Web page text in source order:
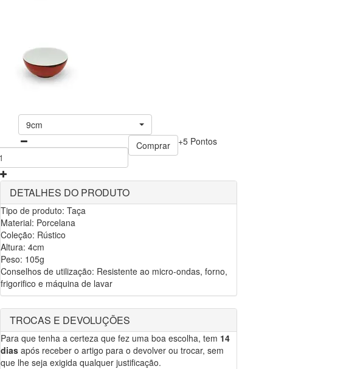
9cm
Comprar
+5 Pontos
DETALHES DO PRODUTO
Tipo de produto: Taça
Material: Porcelana
Coleção: Rústico
Altura: 4cm
Peso: 105g
Conselhos de utilização: Resistente ao micro-ondas, forno,
frigorifico e máquina de lavar
TROCAS E DEVOLUÇÕES
Para que tenha a certeza que fez uma boa escolha, tem 14
dias após receber o artigo para o devolver ou trocar, sem
que lhe seja exigida qualquer justificação.